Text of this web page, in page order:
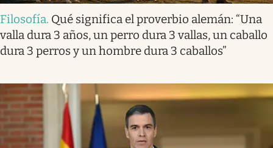
Filosofía. Qué significa el proverbio alemán: “Una
valla dura 3 años, un perro dura 3 vallas, un caballo
dura 3 perros y un hombre dura 3 caballos”